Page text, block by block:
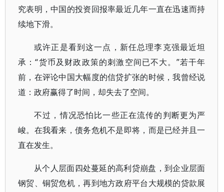
究表明，中国的投资回报率最近几年一直在迅速而持
续地下滑。
或许正是看到这一点，新任总理李克强最近坦
承：“货币及财政政策的刺激空间已不大。”若干年
前，在评论中国大幅度的信贷扩张的时候，我曾经说
道：政府赢得了时间，却失去了空间。
不过，情况恐怕比一些正在流传的判断更为严
峻。在我看来，债务危机不是即将，而是已经并且一
直在发生。
从个人层面四处蔓延的高利贷崩盘，到企业层面
钢贸、铜贸危机，再到地方政府平台大规模的贷款展